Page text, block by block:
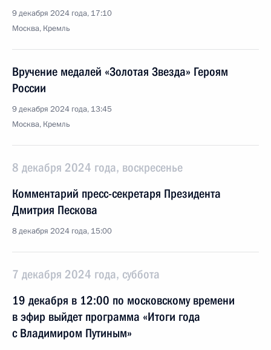
9 декабря 2024 года, 17:10
Москва, Кремль
Вручение медалей «Золотая Звезда» Героям
России
9 декабря 2024 года, 13:45
Москва, Кремль
8 декабря 2024 года, воскресенье
Комментарий пресс-секретаря Президента
Дмитрия Пескова
8 декабря 2024 года, 15:00
7 декабря 2024 года, суббота
19 декабря в 12:00 по московскому времени
в эфир выйдет программа «Итоги года
с Владимиром Путиным»